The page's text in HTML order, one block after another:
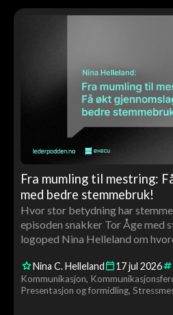
Fra mumling til mestring:
med bedre stemmebruk!
Hvor stor betydning har
episoden snakker Tor Åge med
logoped Nina Helleland om
får konkrete råd og en live
underveis.
Nina C. Helleland 17jul 2026
Kommunikasjon
Presentasjon og formidling